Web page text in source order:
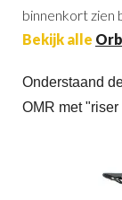
binnenkort zien
Bekijk alle
Onderstaand
OMR met